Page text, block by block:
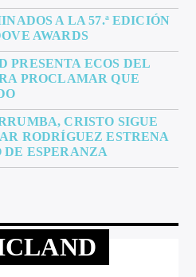
A LA 57.ª EDICIÓN
AWARDS
PRESENTA ECOS DEL
PROCLAMAR QUE
CRISTO SIGUE
RODRÍGUEZ ESTRENA
DE ESPERANZA